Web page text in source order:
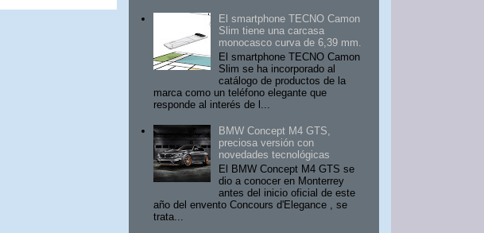
El smartphone TECNO Camon
Slim tiene una carcasa
monocasco curva de 6,39 mm.
El smartphone TECNO Camon
Slim se ha incorporado al
catálogo de productos de la
marca como un teléfono elegante que
responde al interés de l...
BMW Concept M4 GTS,
preciosa versión con
novedades tecnológicas
El BMW Concept M4 GTS se
dio a conocer en Monterrey
antes del inicio oficial de este
año del envento Concours d'Elegance , se
trata...